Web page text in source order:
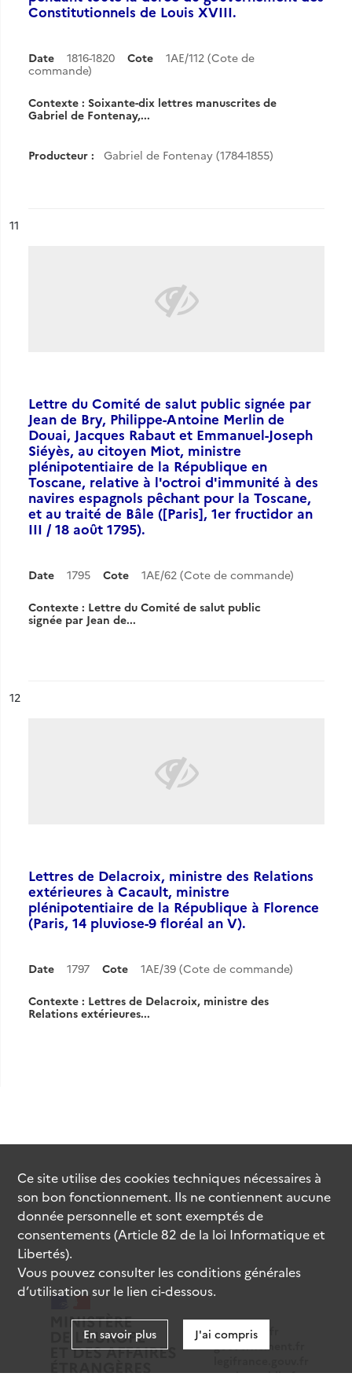
Constitutionnels de Louis XVIII.
Date 1816-1820 Cote
1AE/112 (Cote de
commande)
Contexte : Soixante-dix lettres manuscrites de
Gabriel de Fontenay,...
Producteur : Gabriel de Fontenay (1784-1855)
n°
11
Lettre du Comité de salut public signée par
Jean de Bry, Philippe-Antoine Merlin de
Douai, Jacques Rabaut et Emmanuel-Joseph
Siéyès, au citoyen Miot, ministre
plénipotentiaire de la République en
Toscane, relative à l'octroi d'immunité à des
navires espagnols pêchant pour la Toscane,
et au traité de Bâle ([Paris], 1er fructidor an
III / 18 août 1795).
Date 1795 Cote 1AE/62 (Cote de commande)
Contexte : Lettre du Comité de salut public
signée par Jean de...
n°
12
Lettres de Delacroix, ministre des Relations
extérieures à Cacault, ministre
plénipotentiaire de la République à Florence
(Paris, 14 pluviose-9 floréal an V).
Date 1797 Cote 1AE/39 (Cote de commande)
Contexte : Lettres de Delacroix, ministre des
Relations extérieures...
data.gouv.fr
gouvernement.fr
service-public.fr
Ce site utilise descookiestechniques nécessaires à
son bon fonctionnement. Ils ne contiennent aucune
donnée personnelle et sont exemptés de
consentements (Article 82 de la loi Informatique et
Libertés).
Vous pouvez consulter les conditions générales
d’utilisation sur le lien ci-dessous.
En savoir plus J'ai compris